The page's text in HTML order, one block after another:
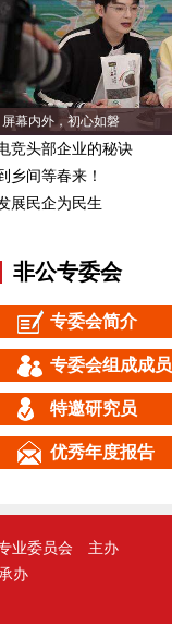
屏幕内外，初心如磐
竞头部企业的秘诀
乡间等春来！
展民企为民生
非公专委会
专委会简介
专委会组成成员
特邀研究员
优秀年度报告
业委员会
主办
办